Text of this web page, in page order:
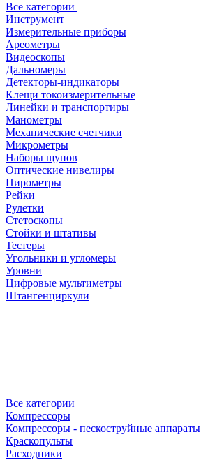
Все категории
Инструмент
Измерительные приборы
Ареометры
Видеоскопы
Дальномеры
Детекторы-индикаторы
Клещи токоизмерительные
Линейки и транспортиры
Манометры
Механические счетчики
Микрометры
Наборы щупов
Оптические нивелиры
Пирометры
Рейки
Рулетки
Стетоскопы
Стойки и штативы
Тестеры
Угольники и угломеры
Уровни
Цифровые мультиметры
Штангенциркули
Все категории
Компрессоры
Компрессоры - пескоструйные аппараты
Краскопульты
Расходники